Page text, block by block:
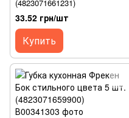
(4823071661231)
33.52 грн/шт
Купить